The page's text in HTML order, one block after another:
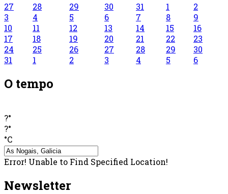
27
28 29 30 31 1
2
3
4 5 6 7 8
9
10
11 12 13 14 15
16
17
18 19 20 21 22
23
24
25 26 27 28 29
30
31
1 2 3 4 5 6
O tempo
?°
?°
°C
Error! Unable to Find Specified Location!
Newsletter